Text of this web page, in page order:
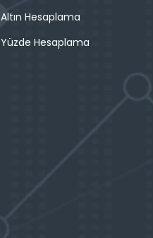
Altın Hesaplama
Yüzde Hesaplama